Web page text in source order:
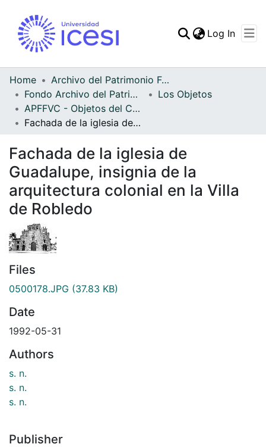
Statistics
Log In
Home
Archivo del Patrimonio Fotográfico y Fílmico del Valle del Cauca
Fondo Archivo del Patrimonio Fotográfico y Fílmico del Valle del Cauca
Los Objetos
APFFVC - Objetos del Culto - Patrimonial
Fachada de la iglesia de Guadalupe, insignia de la arquitectura colonial en la Villa de Robledo
Fachada de la iglesia de
Guadalupe, insignia de la
arquitectura colonial en la Villa
de Robledo
Files
0500178.JPG (37.83 KB)
Date
1992-05-31
Authors
s. n.
s. n.
s. n.
Publisher